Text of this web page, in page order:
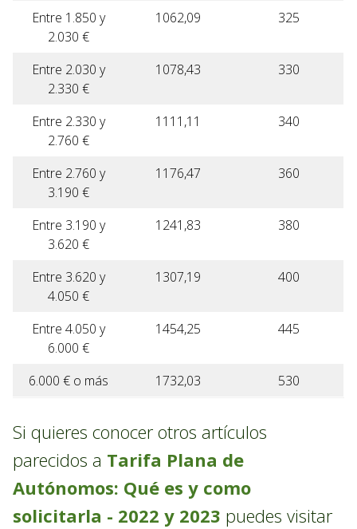
Entre 1.850 y
2.030 €
1062,09 325
Entre 2.030 y
2.330 €
1078,43 330
Entre 2.330 y
2.760 €
1111,11 340
Entre 2.760 y
3.190 €
1176,47 360
Entre 3.190 y
3.620 €
1241,83 380
Entre 3.620 y
4.050 €
1307,19 400
Entre 4.050 y
6.000 €
1454,25 445
6.000 € o más 1732,03 530
Si quieres conocer otros artículos
parecidos a Tarifa Plana de
Autónomos: Qué es y como
solicitarla - 2022 y 2023 puedes visitar